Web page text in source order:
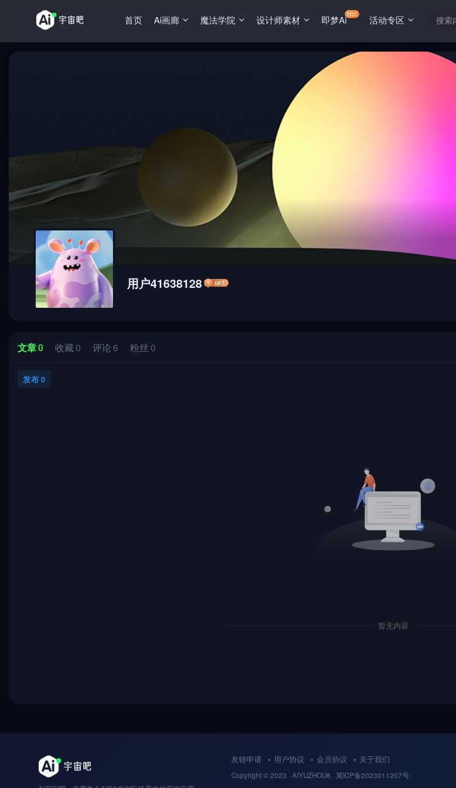
首页 Ai画廊 魔法学院 设计师素材 即梦AiHot 活动专区
用户41638128
文章0 收藏0 评论 6 粉丝0
发布0
暂无内容
友链申请 用户协议 会员协议 关于我们
Copyright © 2023 · AIYUZHOU8 · 冀ICP备2023011207号.